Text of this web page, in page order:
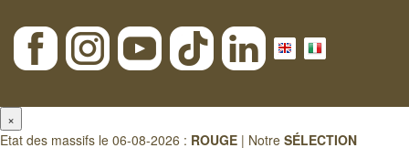
×
Etat des massifs le 06-08-2026 : ROUGE | Notre SÉLECTION